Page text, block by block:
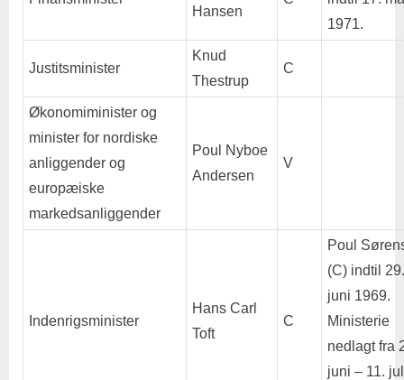
Hansen
1971.
Justitsminister
Knud
Thestrup
C
Økonomiminister og
minister for nordiske
anliggender og
europæiske
markedsanliggender
Poul Nyboe
Andersen
V
Indenrigsminister
Hans Carl
Toft
C
Poul
(C) indtil
juni 1969.
Ministerie
nedlagt fra
juni – 11.